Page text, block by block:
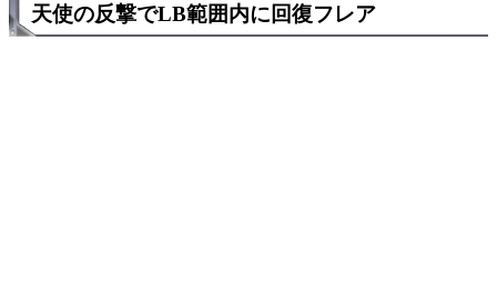
天使の反撃でLB範囲内に回復フレア